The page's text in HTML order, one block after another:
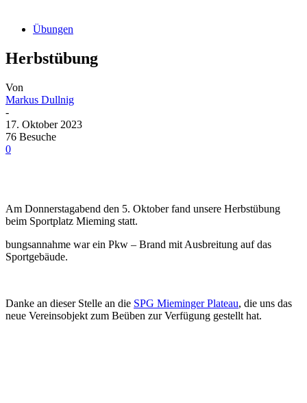
Übungen
Herbstübung
Von
Markus Dullnig
-
17. Oktober 2023
76 Besuche
0
Am Donnerstagabend den 5. Oktober fand unsere Herbstübung
beim Sportplatz Mieming statt.
bungsannahme war ein Pkw – Brand mit Ausbreitung auf das
Sportgebäude.
Danke an dieser Stelle an die SPG Mieminger Plateau, die uns das
neue Vereinsobjekt zum Beüben zur Verfügung gestellt hat.